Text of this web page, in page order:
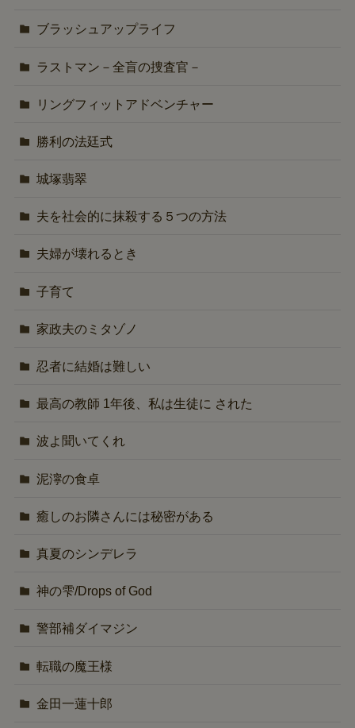
ブラッシュアップライフ
ラストマン－全盲の捜査官－
リングフィットアドベンチャー
勝利の法廷式
城塚翡翠
夫を社会的に抹殺する５つの方法
夫婦が壊れるとき
子育て
家政夫のミタゾノ
忍者に結婚は難しい
最高の教師 1年後、私は生徒に された
波よ聞いてくれ
泥濘の食卓
癒しのお隣さんには秘密がある
真夏のシンデレラ
神の雫/Drops of God
警部補ダイマジン
転職の魔王様
金田一蓮十郎